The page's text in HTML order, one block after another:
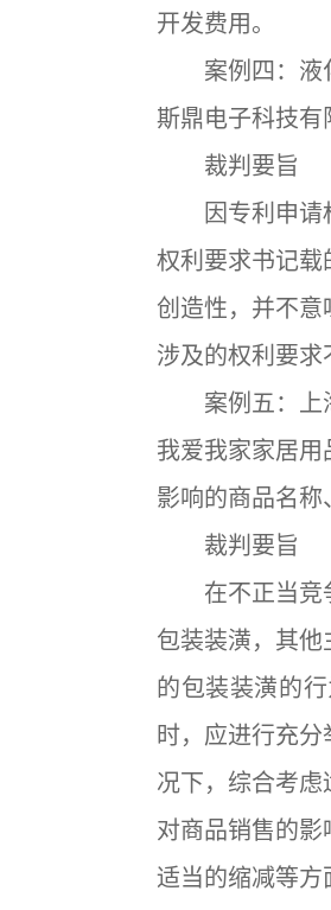
开发费用。
案例四：液化
斯鼎电子科技
裁判要旨
因专利申请权
权利要求书记
创造性，并不意
涉及的权利要求
案例五：上海
我爱我家家居
影响的商品名
裁判要旨
在不正当竞争
包装装潢，其
的包装装潢的
时，应进行充
况下，综合考
对商品销售的
适当的缩减等方